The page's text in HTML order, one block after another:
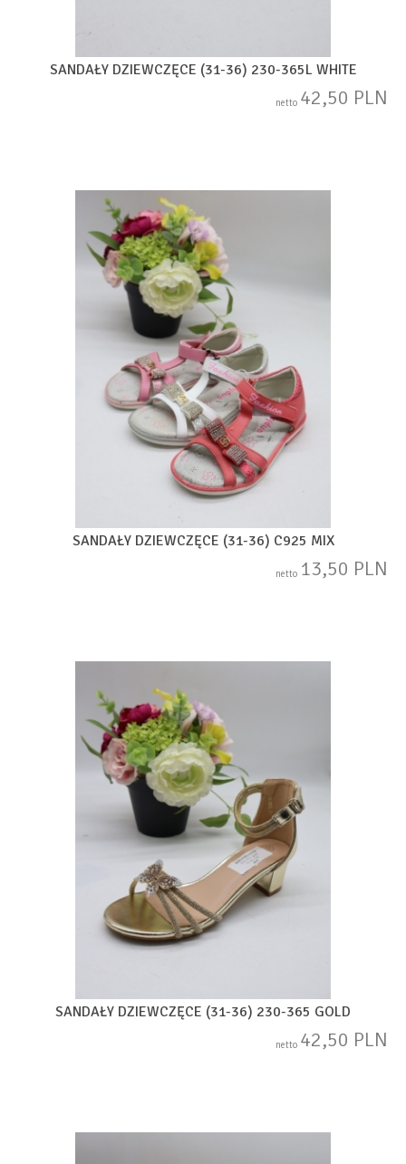
SANDAŁY DZIEWCZĘCE (31-36) 230-365L WHITE
netto 42,50 PLN
SANDAŁY DZIEWCZĘCE (31-36) C925 MIX
netto 13,50 PLN
SANDAŁY DZIEWCZĘCE (31-36) 230-365 GOLD
netto 42,50 PLN